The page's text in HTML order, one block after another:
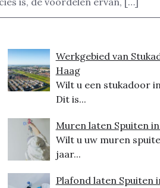
Werkgebied van
Haag
Wilt u een stukadoor
Dit is...
Muren laten Spuiten
Wilt u uw muren
jaar...
Plafond laten Spuiten